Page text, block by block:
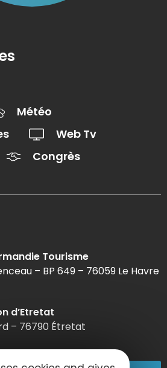
Météo
Web Tv
Congrès
Tourisme
– BP 649 – 76059 Le Havre
d’Etretat
– 76790 Étretat